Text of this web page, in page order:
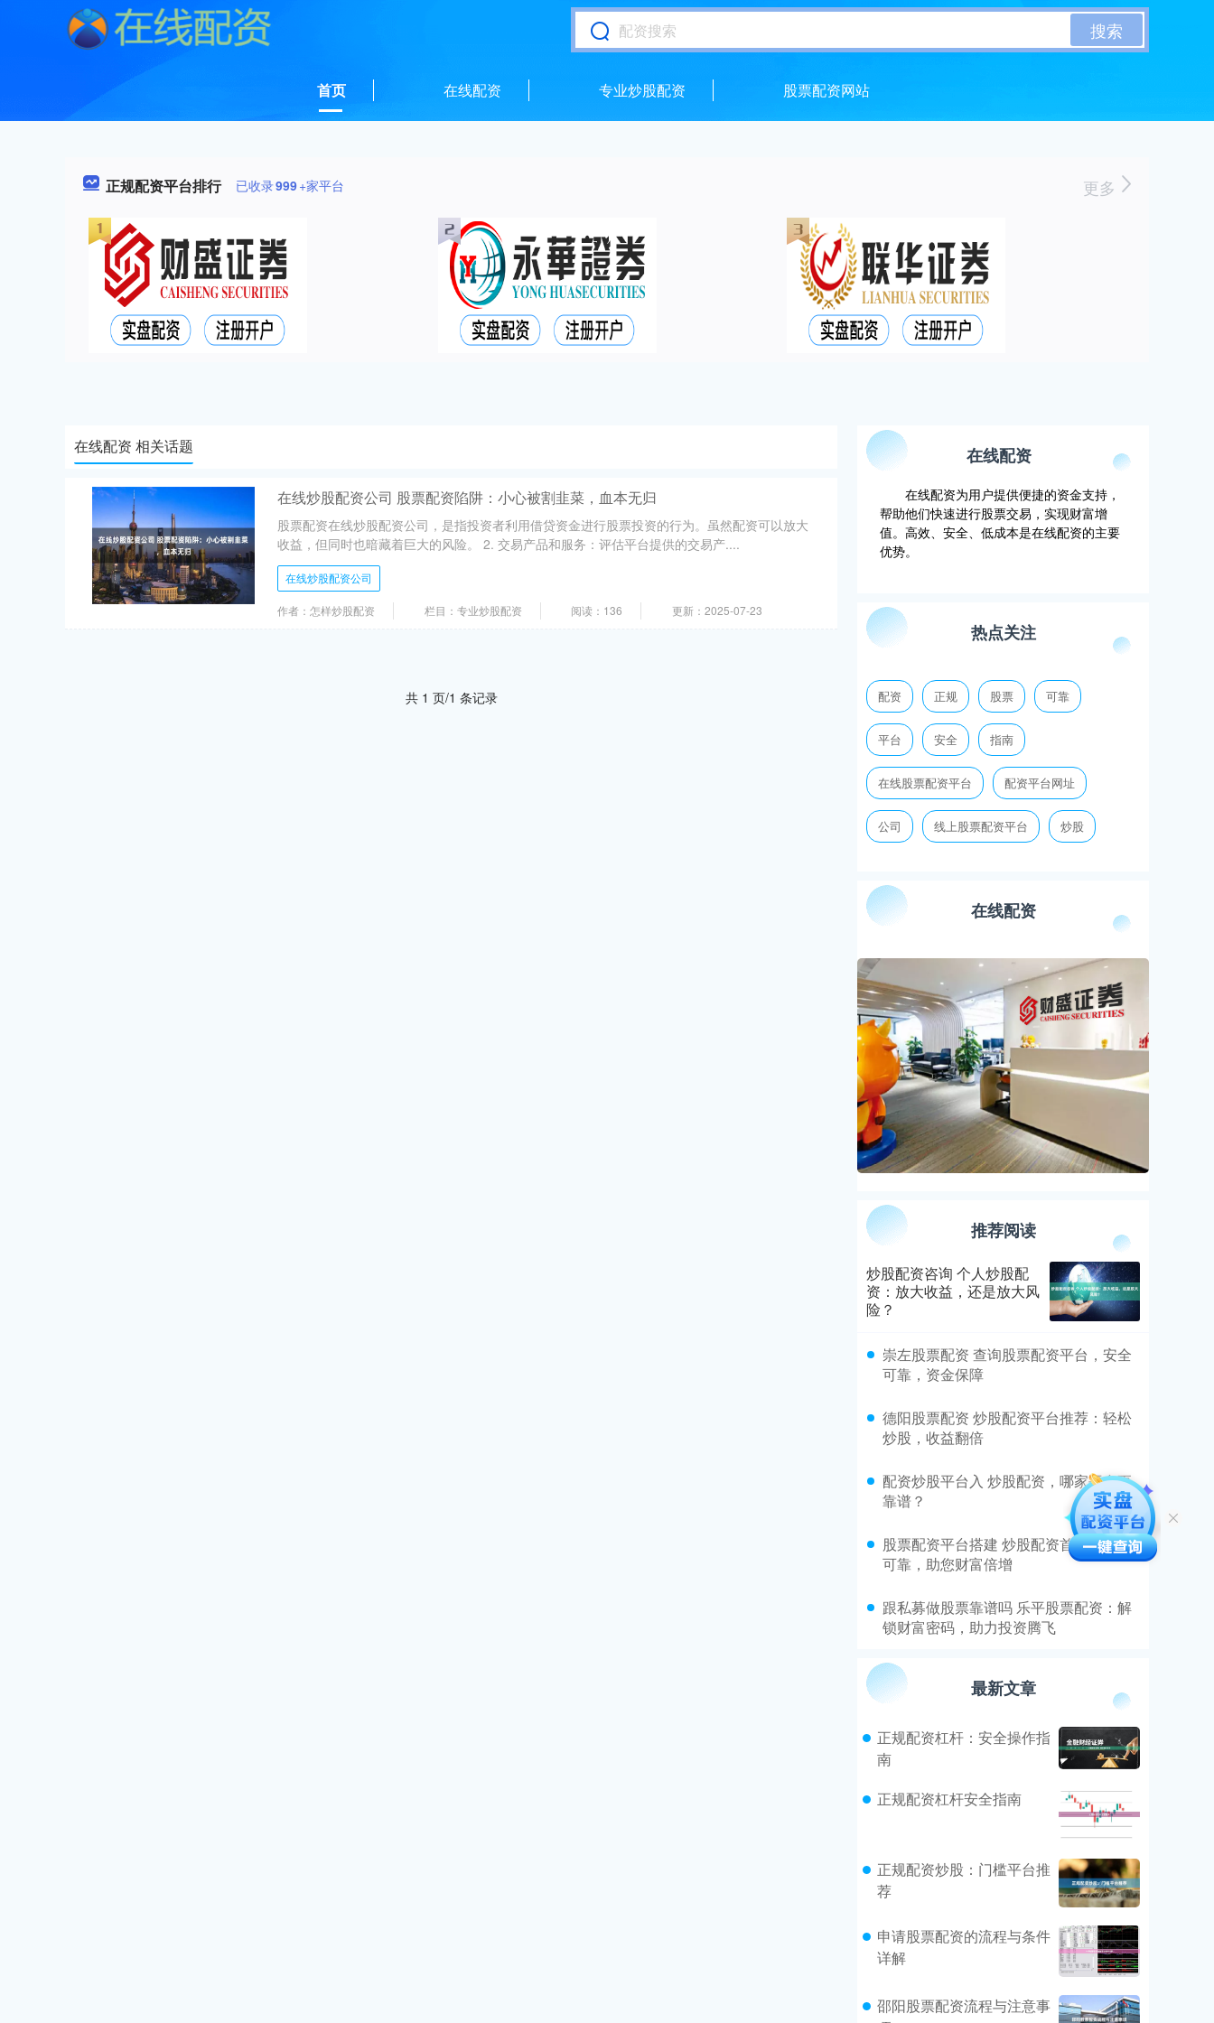
搜索
首页 在线配资 专业炒股配资 股票配资网站
正规配资平台排行 已收录999+家平台 更多
在线配资 相关话题
在线炒股配资公司 股票配资陷阱：小心被割韭菜，血本无归
股票配资在线炒股配资公司，是指投资者利用借贷资金进行股票投资的行为。虽然配资可以放大
收益，但同时也暗藏着巨大的风险。 2. 交易产品和服务：评估平台提供的交易产....
在线炒股配资公司
作者：怎样炒股配资 栏目：专业炒股配资 阅读：136 更新：2025-07-23
共 1 页/1 条记录
在线配资
在线配资为用户提供便捷的资金支持，
帮助他们快速进行股票交易，实现财富增
值。高效、安全、低成本是在线配资的主要
优势。
热点关注
配资 正规 股票 可靠
平台 安全 指南
在线股票配资平台 配资平台网址
公司 线上股票配资平台 炒股
在线配资
推荐阅读
炒股配资咨询 个人炒股配
资：放大收益，还是放大风
险？
​崇左股票配资 查询股票配资平台，安全
可靠，资金保障
​德阳股票配资 炒股配资平台推荐：轻松
炒股，收益翻倍
​配资炒股平台入 炒股配资，哪家平台更
靠谱？
​股票配资平台搭建 炒股配资首选：安全
可靠，助您财富倍增
​跟私募做股票靠谱吗 乐平股票配资：解
锁财富密码，助力投资腾飞
最新文章
正规配资杠杆：安全操作指
南
正规配资杠杆安全指南
正规配资炒股：门槛平台推
荐
申请股票配资的流程与条件
详解
邵阳股票配资流程与注意事